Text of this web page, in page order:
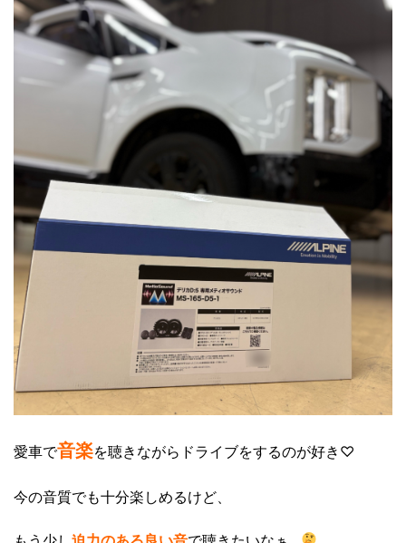
愛車で音楽を聴きながらドライブをするのが好き♡
今の音質でも十分楽しめるけど、